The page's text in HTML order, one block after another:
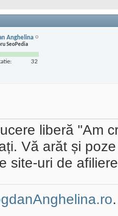
Anghelina
SeoPedia
32
liberă "Am
Vă arăt și
site-uri de
.